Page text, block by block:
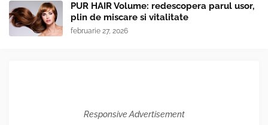
PUR HAIR Volume: redescopera parul usor,
plin de miscare si vitalitate
februarie 27, 2026
Responsive Advertisement